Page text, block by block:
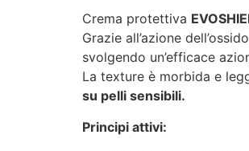
Crema protettiva
Grazie all’azione
svolgendo un’efficace
La texture è morbida e
su pelli sensibili.
Principi attivi: